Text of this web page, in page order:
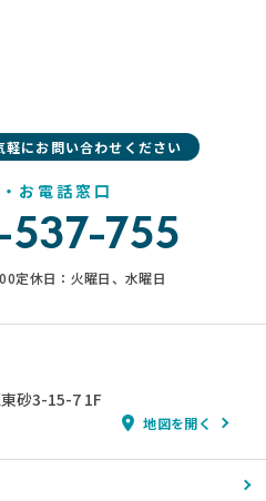
軽にお問い合わせください
お電話窓口
755
定休日：火曜日、水曜日
砂3-15-7 1F
地図を開く